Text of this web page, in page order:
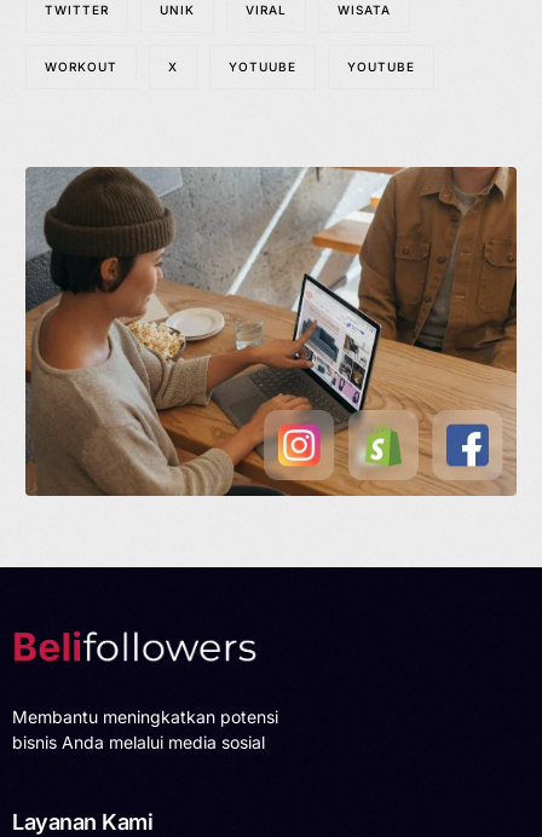
TWITTER UNIK VIRAL WISATA
WORKOUT X YOTUUBE YOUTUBE
Membantu meningkatkan potensi
bisnis Anda melalui media sosial
Layanan Kami